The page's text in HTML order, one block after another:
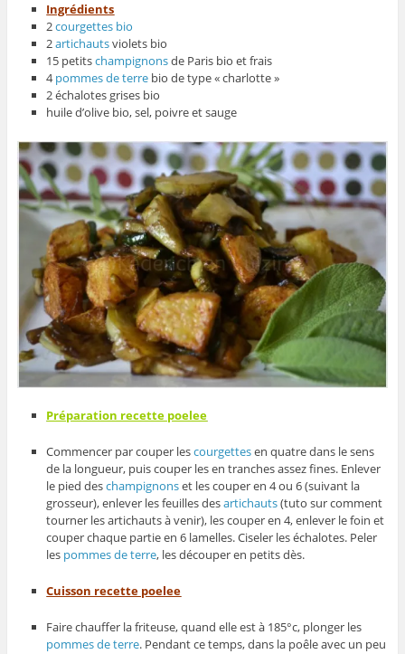
Ingrédients
2courgettes bio
2artichautsviolets bio
15 petitschampignonsde Paris bio et frais
4pommes de terre bio de type « charlotte »
2 échalotes grises bio
huile d’olive bio, sel, poivre et sauge
Préparation recette poelee
Commencer par couper lescourgettesen quatre dans le sens
de la longueur, puis couper les en tranches assez fines. Enlever
le pied deschampignonset les couper en 4 ou 6 (suivant la
grosseur), enlever les feuilles desartichauts(tuto sur comment
tourner les artichauts à venir), les couper en 4, enlever le foin et
couper chaque partie en 6 lamelles. Ciseler les échalotes. Peler
les pommes de terre, les découper en petits dès.
Cuisson recette poelee
Faire chauffer la friteuse, quand elle est à 185°c, plonger les
pommes de terre. Pendant ce temps, dans la poêle avec un peu